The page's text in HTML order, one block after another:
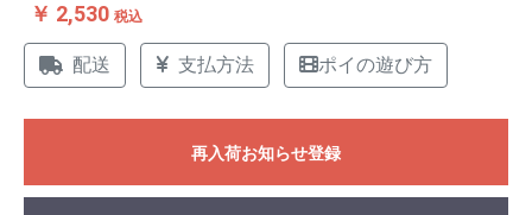
￥ 2,530税込
配送 支払方法 ポイの遊び方
再入荷お知らせ登録